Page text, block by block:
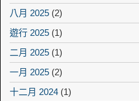
八月 2025 (2)
遊行 2025 (1)
二月 2025 (1)
一月 2025 (2)
十二月 2024 (1)